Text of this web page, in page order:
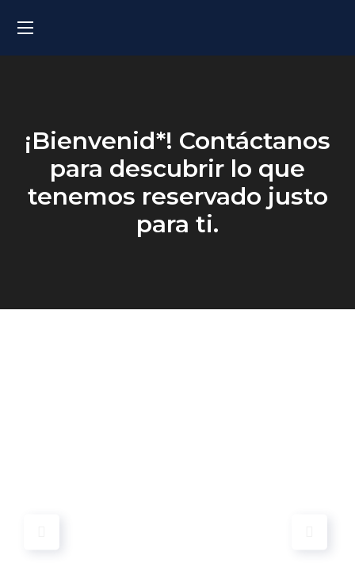
¡Bienvenid*! Contáctanos
para descubrir lo que
tenemos reservado justo
para ti.